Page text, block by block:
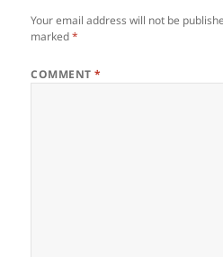
Your email address will not be
marked*
COMMENT*